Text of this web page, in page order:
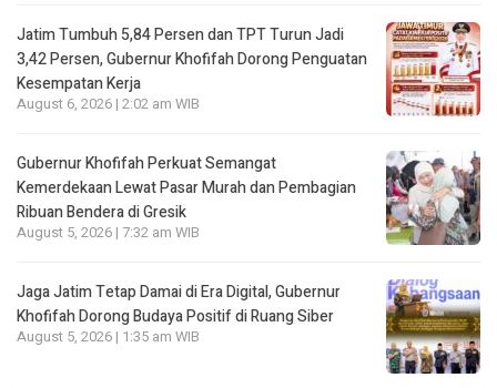
Jatim Tumbuh 5,84 Persen dan TPT Turun Jadi
3,42 Persen, Gubernur Khofifah Dorong Penguatan
Kesempatan Kerja
August 6, 2026 | 2:02 am WIB
Gubernur Khofifah Perkuat Semangat
Kemerdekaan Lewat Pasar Murah dan Pembagian
Ribuan Bendera di Gresik
August 5, 2026 | 7:32 am WIB
Jaga Jatim Tetap Damai di Era Digital, Gubernur
Khofifah Dorong Budaya Positif di Ruang Siber
August 5, 2026 | 1:35 am WIB